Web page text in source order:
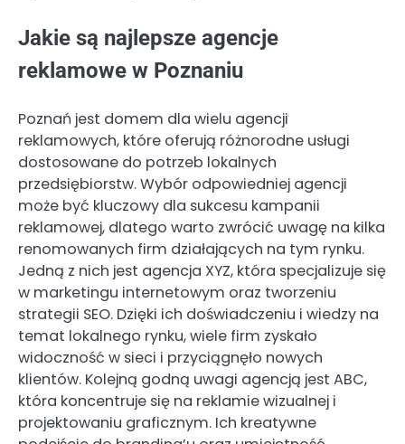
Jakie są najlepsze agencje
reklamowe w Poznaniu
Poznań jest domem dla wielu agencji
reklamowych, które oferują różnorodne usługi
dostosowane do potrzeb lokalnych
przedsiębiorstw. Wybór odpowiedniej agencji
może być kluczowy dla sukcesu kampanii
reklamowej, dlatego warto zwrócić uwagę na kilka
renomowanych firm działających na tym rynku.
Jedną z nich jest agencja XYZ, która specjalizuje się
w marketingu internetowym oraz tworzeniu
strategii SEO. Dzięki ich doświadczeniu i wiedzy na
temat lokalnego rynku, wiele firm zyskało
widoczność w sieci i przyciągnęło nowych
klientów. Kolejną godną uwagi agencją jest ABC,
która koncentruje się na reklamie wizualnej i
projektowaniu graficznym. Ich kreatywne